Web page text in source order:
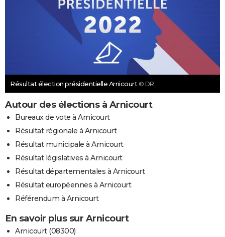
Résultat élection présidentielle Arnicourt © DR
Autour des élections à Arnicourt
Bureaux de vote à Arnicourt
Résultat régionale à Arnicourt
Résultat municipale à Arnicourt
Résultat législatives à Arnicourt
Résultat départementales à Arnicourt
Résultat européennes à Arnicourt
Référendum à Arnicourt
En savoir plus sur Arnicourt
Arnicourt (08300)